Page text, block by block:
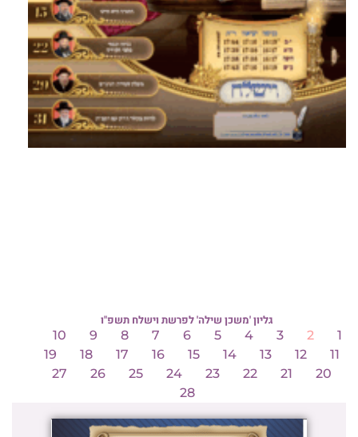
גליון 'משכן שילה' לפרשת וישלח תשפ"ו
1
2
3
4
5
6
7
8
9
10
11
12
13
14
15
16
17
18
19
20
21
22
23
24
25
26
27
28